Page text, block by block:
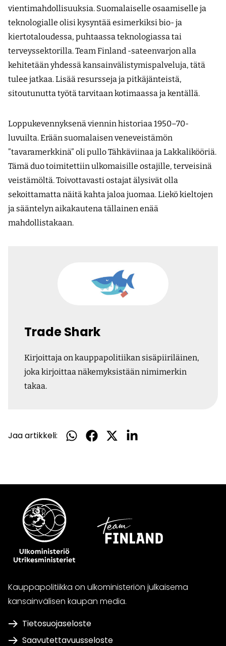
vientimahdollisuuksia. Suomalaiselle osaamiselle ja
teknologialle olisi kysyntää esimerkiksi bio- ja
kiertotaloudessa, puhtaassa teknologiassa tai
terveyssektorilla. Team Finland -sateenvarjon alla
kehitetään yhdessä kansainvälistymispalveluja, tätä
tulee jatkaa. Lisää resursseja ja pitkäjänteistä,
sitoutunutta työtä tarvitaan kotimaassa ja kentällä.
Loppukevennyksenä viennin historiaa 1950–70-
luvuilta. Erään suomalaisen veneveistämön
”tavaramerkkinä” oli pullo Tähkäviinaa ja Lakkalikööriä.
Tämä duo toimitettiin ulkomaisille ostajille, terveisinä
veistämöltä. Toivottavasti ostajat älysivät olla
sekoittamatta näitä kahta jaloa juomaa. Liekö kieltojen
ja sääntelyn aikakautena tällainen enää
mahdollistakaan.
Trade Shark
Kirjoittaja on kauppapolitiikan sisäpiiriläinen,
joka kirjoittaa näkemyksistään nimimerkin
takaa.
Jaa artikkeli:
Jaa
Jaa
Jaa
Jaa
Kauppapolitiikka on ulkoministeriön julkaisema
kansainvälisen kaupan media.
Tietosuojaseloste
Saavutettavuusseloste